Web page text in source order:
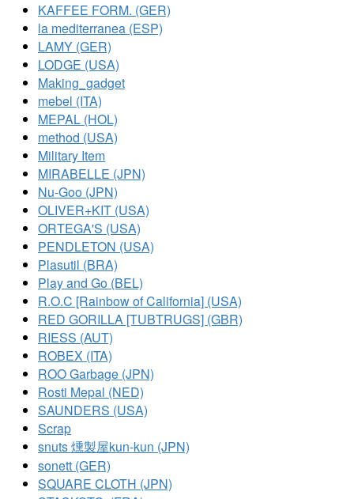
KAFFEE FORM. (GER)
la mediterranea (ESP)
LAMY (GER)
LODGE (USA)
Making_gadget
mebel (ITA)
MEPAL (HOL)
method (USA)
Military Item
MIRABELLE (JPN)
Nu-Goo (JPN)
OLIVER+KIT (USA)
ORTEGA'S (USA)
PENDLETON (USA)
Plasutil (BRA)
Play and Go (BEL)
R.O.C [Rainbow of California] (USA)
RED GORILLA [TUBTRUGS] (GBR)
RIESS (AUT)
ROBEX (ITA)
ROO Garbage (JPN)
Rosti Mepal (NED)
SAUNDERS (USA)
Scrap
snuts 燻製屋kun-kun (JPN)
sonett (GER)
SQUARE CLOTH (JPN)